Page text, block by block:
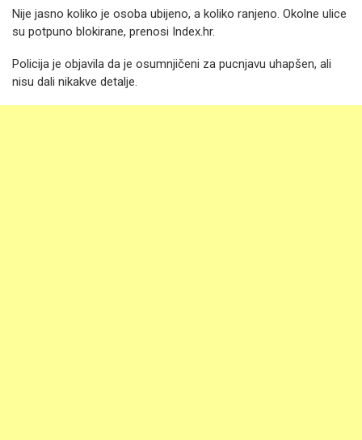
Nije jasno koliko je osoba ubijeno, a koliko ranjeno. Okolne ulice
su potpuno blokirane, prenosi Index.hr.
Policija je objavila da je osumnjičeni za pucnjavu uhapšen, ali
nisu dali nikakve detalje.